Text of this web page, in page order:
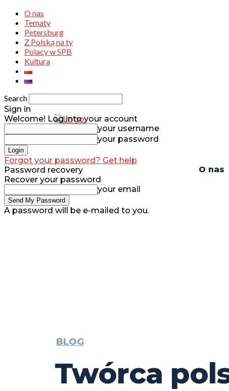
O nas
Tematy
Petersburg
Z Polską na ty
Polacy w SPB
Kultura
Search
O nas
Sign in
Welcome! Log into your account
your username
your password
Forgot your password? Get help
Password recovery
Recover your password
your email
A password will be e-mailed to you.
BLOG
Twórca